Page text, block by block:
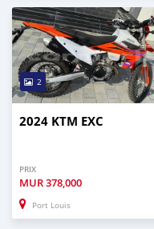
2
2024 KTM EXC
PRIX
MUR378,000
Port Louis